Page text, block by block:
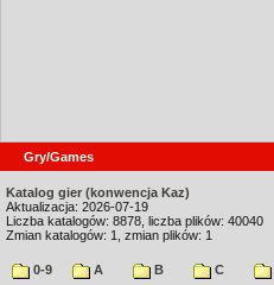
Gry/Games
Katalog gier (konwencja Kaz)
Aktualizacja: 2026-07-19
Liczba katalogów: 8878, liczba plików: 40040
Zmian katalogów: 1, zmian plików: 1
0-9 A B C